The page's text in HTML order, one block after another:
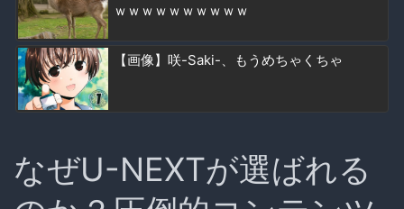
ｗｗｗｗｗｗｗｗｗｗ
【画像】咲-Saki-、もうめちゃくちゃ
なぜU-NEXTが選ばれる